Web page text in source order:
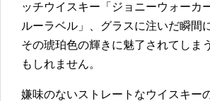
ッチウイスキー「ジョニーウォーカ
ルーラベル」、グラスに注いだ瞬間に
その琥珀色の輝きに魅了されてしま
もしれません。
嫌味のないストレートなウイスキー